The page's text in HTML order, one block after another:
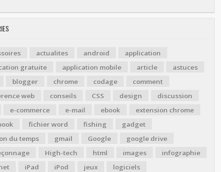
actualites android
application
gratuite
application mobile article
astuces
blogger
chrome codage
comment
web
conseils CSS design
discussion
e-commerce
e-mail ebook
extension chrome
fichier word fishing
gadget
du temps
gmail Google
google drive
High-tech html images
infographie
iPad iPod jeux
logiciels